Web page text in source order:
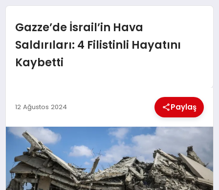
GUNCEL
SAĞLIK
BESLENME
EĞITIM
EKONOMI
Gazze’de İsrail’in Hava
Saldırıları: 4 Filistinli Hayatını
Kaybetti
12 Ağustos 2024 Paylaş